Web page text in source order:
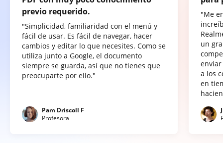
previo requerido.
"Simplicidad, familiaridad con el menú y
fácil de usar. Es fácil de navegar, hacer
cambios y editar lo que necesites. Como se
utiliza junto a Google, el documento
siempre se guarda, así que no tienes que
preocuparte por ello."
Pam Driscoll F
Profesora
"Me
un
a los
en